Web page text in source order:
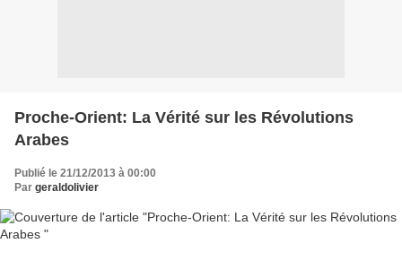
Proche-Orient: La Vérité sur les Révolutions
Arabes
Publié le 21/12/2013 à 00:00
Par geraldolivier